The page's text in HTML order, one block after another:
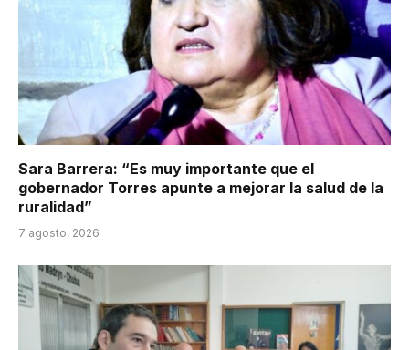
Sara Barrera: “Es muy importante que el
gobernador Torres apunte a mejorar la salud de la
ruralidad”
7 agosto, 2026